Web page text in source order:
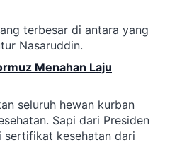
terbesar di antara yang
Nasaruddin.
Menahan Laju
seluruh hewan kurban
Sapi dari Presiden
sertifikat kesehatan dari